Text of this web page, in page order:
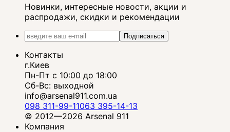
Новинки, интересные новости, акции и
распродажи, скидки и рекомендации
Подписаться
Контакты
г.Киев
Пн-Пт с 10:00 до 18:00
Сб-Вс: выходной
info@arsenal911.com.ua
098 311-99-11063 395-14-13
© 2012—2026 Arsenal 911
Компания